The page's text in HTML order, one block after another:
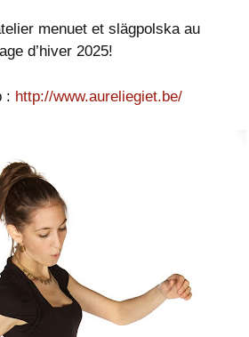
menuet et slägpolska au
d’hiver 2025!
: http://www.aureliegiet.be/